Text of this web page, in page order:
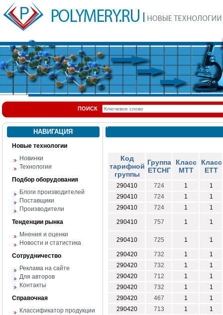
ПОИСК
НАВИГАЦИЯ
Новые технологии
Новинки
Технологии
Подбор оборудования
Блоги производителей
Поставщики
Производители
Тенденции рынка
Мнения и оценки
Новости и статистика
Сотрудничество
Реклама на сайте
Для авторов
Контакты
Справочная
Классификатор продукции
Код
тарифной
группы
Группа
ЕТСНГ
Класс
МТТ
Класс
ЕТТ
290410 724 1
1
290410
724 1
1
290410
724 1 1
290410 757 1 1
290410 725 1 1
290420 732 1
1
290420
732 1
1
290420
712 1
1
290420
732 1
1
290420
467 1
1
290420
713 1
1